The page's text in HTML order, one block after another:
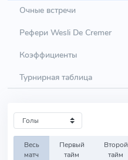
Очные встречи
Рефери Wesli De Cremer
Коэффициенты
Турнирная таблица
Весь
матч
Первый
тайм
Второй
тайм